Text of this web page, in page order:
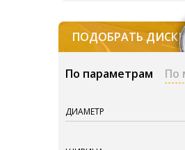
ПОДОБРАТЬ
По параметрам По
ДИАМЕТР